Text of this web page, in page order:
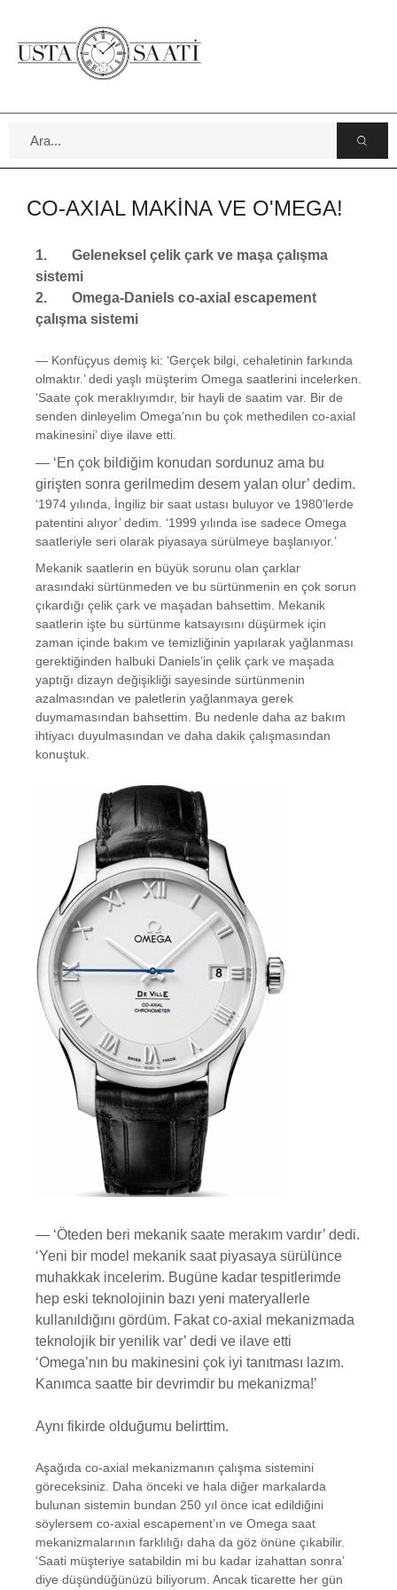
CO-AXIAL MAKİNA VE O'MEGA!
1. Geleneksel çelik çark ve maşa çalışma
sistemi
2. Omega-Daniels co-axial escapement
çalışma sistemi
— Konfüçyus demiş ki: ‘Gerçek bilgi, cehaletinin farkında
olmaktır.’ dedi yaşlı müşterim Omega saatlerini incelerken.
‘Saate çok meraklıyımdır, bir hayli de saatim var. Bir de
senden dinleyelim Omega’nın bu çok methedilen co-axial
makinesini’ diye ilave etti.
— ‘En çok bildiğim konudan sordunuz ama bu
girişten sonra gerilmedim desem yalan olur’ dedim.
‘1974 yılında, İngiliz bir saat ustası buluyor ve 1980’lerde
patentini alıyor’ dedim. ‘1999 yılında ise sadece Omega
saatleriyle seri olarak piyasaya sürülmeye başlanıyor.’
Mekanik saatlerin en büyük sorunu olan çarklar
arasındaki sürtünmeden ve bu sürtünmenin en çok sorun
çıkardığı çelik çark ve maşadan bahsettim. Mekanik
saatlerin işte bu sürtünme katsayısını düşürmek için
zaman içinde bakım ve temizliğinin yapılarak yağlanması
gerektiğinden halbuki Daniels’in çelik çark ve maşada
yaptığı dizayn değişikliği sayesinde sürtünmenin
azalmasından ve paletlerin yağlanmaya gerek
duymamasından bahsettim. Bu nedenle daha az bakım
ihtiyacı duyulmasından ve daha dakik çalışmasından
konuştuk.
— ‘Öteden beri mekanik saate merakım vardır’ dedi.
‘Yeni bir model mekanik saat piyasaya sürülünce
muhakkak incelerim. Bugüne kadar tespitlerimde
hep eski teknolojinin bazı yeni materyallerle
kullanıldığını gördüm. Fakat co-axial mekanizmada
teknolojik bir yenilik var’ dedi ve ilave etti
‘Omega’nın bu makinesini çok iyi tanıtması lazım.
Kanımca saatte bir devrimdir bu mekanizma!’
Aynı fikirde olduğumu belirttim.
Aşağıda co-axial mekanizmanın çalışma sistemini
göreceksiniz. Daha önceki ve hala diğer markalarda
bulunan sistemin bundan 250 yıl önce icat edildiğini
söylersem co-axial escapement’ın ve Omega saat
mekanizmalarının farklılığı daha da göz önüne çıkabilir.
‘Saati müşteriye satabildin mi bu kadar izahattan sonra’
diye düşündüğünüzü biliyorum. Ancak ticarette her gün